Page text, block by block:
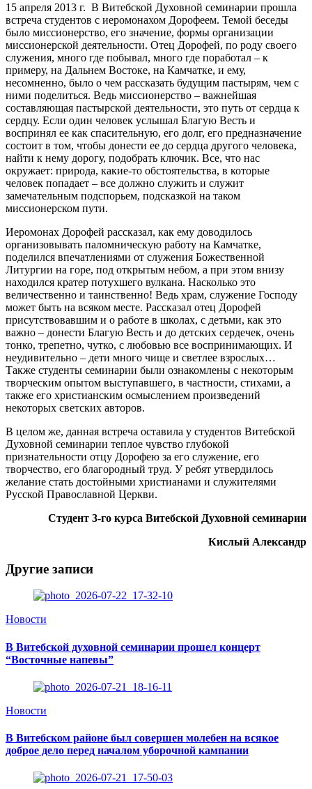
15 апреля 2013 г. В Витебской Духовной семинарии прошла
встреча студентов с иеромонахом Дорофеем. Темой беседы
было миссионерство, его значение, формы организации
миссионерской деятельности. Отец Дорофей, по роду своего
служения, много где побывал, много где поработал – к
примеру, на Дальнем Востоке, на Камчатке, и ему,
несомненно, было о чем рассказать будущим пастырям, чем с
ними поделиться. Ведь миссионерство – важнейшая
составляющая пастырской деятельности, это путь от сердца к
сердцу. Если один человек услышал Благую Весть и
воспринял ее как спасительную, его долг, его предназначение
состоит в том, чтобы донести ее до сердца другого человека,
найти к нему дорогу, подобрать ключик. Все, что нас
окружает: природа, какие-то обстоятельства, в которые
человек попадает – все должно служить и служит
замечательным подспорьем, подсказкой на таком
миссионерском пути.
Иеромонах Дорофей рассказал, как ему доводилось
организовывать паломническую работу на Камчатке,
поделился впечатлениями от служения Божественной
Литургии на горе, под открытым небом, а при этом внизу
находился кратер потухшего вулкана. Насколько это
величественно и таинственно! Ведь храм, служение Господу
может быть на всяком месте. Рассказал отец Дорофей
присутствовавшим и о работе в школах, с детьми, как это
важно – донести Благую Весть и до детских сердечек, очень
тонко, трепетно, чутко, с любовью все воспринимающих. И
неудивительно – дети много чище и светлее взрослых…
Также студенты семинарии были ознакомлены с некоторым
творческим опытом выступавшего, в частности, стихами, а
также его христианским осмыслением произведений
некоторых светских авторов.
В целом же, данная встреча оставила у студентов Витебской
Духовной семинарии теплое чувство глубокой
признательности отцу Дорофею за его служение, его
творчество, его благородный труд. У ребят утвердилось
желание стать достойными христианами и служителями
Русской Православной Церкви.
Студент 3-го курса Витебской Духовной семинарии
Кислый Александр
Другие записи
Новости
В Витебской духовной семинарии прошел концерт
“Восточные напевы”
Новости
В Витебском районе был совершен молебен на всякое
доброе дело перед началом уборочной кампании